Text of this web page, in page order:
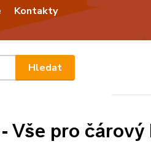
Kontakty
Hledat